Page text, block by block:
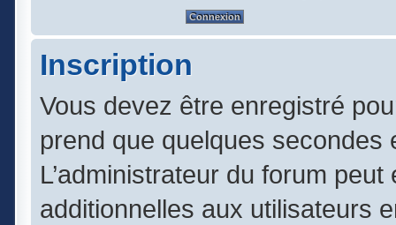
Inscription
Vous devez être enregistré
prend que quelques
L’administrateur du forum
additionnelles aux utilisateurs